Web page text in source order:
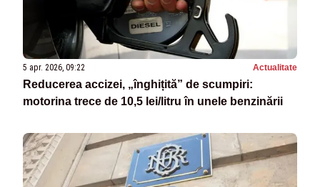
5 apr. 2026, 09:22 Actualitate
Reducerea accizei, „înghițită” de scumpiri:
motorina trece de 10,5 lei/litru în unele benzinării